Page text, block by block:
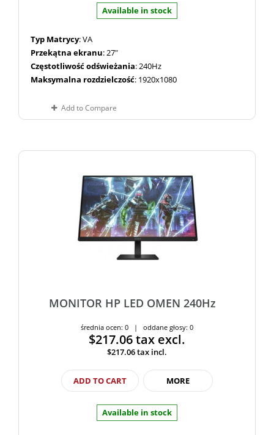
Available in stock
Typ Matrycy: VA
Przekątna ekranu: 27"
Częstotliwość odświeżania: 240Hz
Maksymalna rozdzielczość: 1920x1080
Add to Compare
MONITOR HP LED OMEN 240Hz
średnia ocen: 0 | oddane głosy: 0
$217.06tax excl.
$217.06tax incl.
ADD TO CART MORE
Available in stock